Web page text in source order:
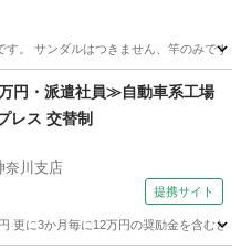
。 サンダルはつきません、竿のみです。
物干し
円・派遣社員≫自動車系工場
レス 交替制
奈川支店
提携サイト
更に3か月毎に12万円の奨励金を含む